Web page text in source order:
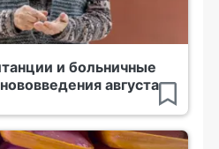
и больничные
августа